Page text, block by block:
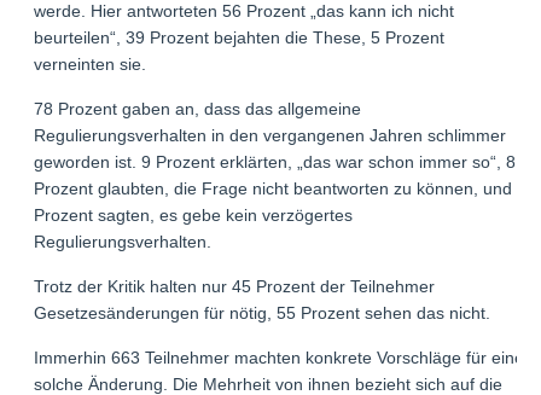
werde. Hier antworteten 56 Prozent „das kann ich nicht
beurteilen“, 39 Prozent bejahten die These, 5 Prozent
verneinten sie.
78 Prozent gaben an, dass das allgemeine
Regulierungsverhalten in den vergangenen Jahren schlimmer
geworden ist. 9 Prozent erklärten, „das war schon immer so“, 8
Prozent glaubten, die Frage nicht beantworten zu können, und 6
Prozent sagten, es gebe kein verzögertes
Regulierungsverhalten.
Trotz der Kritik halten nur 45 Prozent der Teilnehmer
Gesetzesänderungen für nötig, 55 Prozent sehen das nicht.
Immerhin 663 Teilnehmer machten konkrete Vorschläge für eine
solche Änderung. Die Mehrheit von ihnen bezieht sich auf die